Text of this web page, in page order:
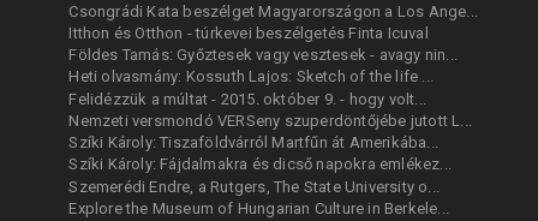
Csongrádi Kata beszélget Magyarországon a Los Ange...
Itthon és Otthon - túrkevei beszélgetés Finta Icuval
Földes Tamás: Győztesek vagy vesztesek - avagy nin...
Heti olvasmány: Kossuth Lajos: Sketch of the life ...
Felidézzük a múltat - 2015. október 9. - hogy volt...
Nemzeti versmondó VERSeny szuperdöntőjébe jutott L...
Szíki Károly: Tiszaföldvárról Martfűn át Amerikába...
Szíki Károly: Fájdalmakra és dicső napokra emlékez...
Szemerédi Endre, a Rutgers, The State University o...
Explore the Museum of Hungarian Culture in Berkele...